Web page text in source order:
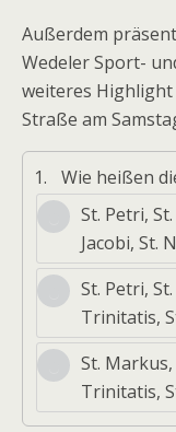
Außerdem
Wedeler Sport-
weiteres
Straße am
1.
Wie heißen
St. Petri,
Jacobi, St.
St. Petri,
Trinitatis,
St. Markus,
Trinitatis,